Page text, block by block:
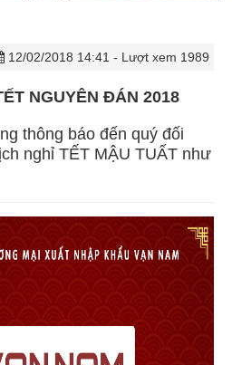
12/02/2018 14:41 - Lượt xem 1989
NGUYÊN ĐÁN 2018
thông báo đến quý đối
nghỉ TẾT MẬU TUẤT như